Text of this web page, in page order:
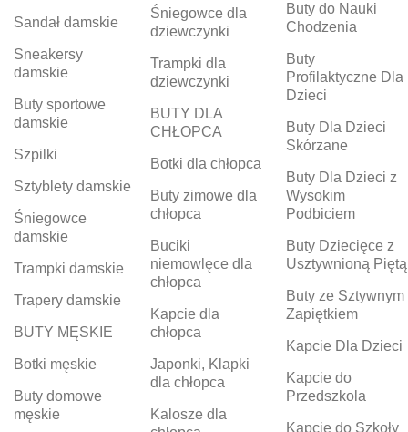
Sandał damskie
Sneakersy
damskie
Buty sportowe
damskie
Szpilki
Sztyblety damskie
Śniegowce
damskie
Trampki damskie
Trapery damskie
BUTY MĘSKIE
Botki męskie
Buty domowe
męskie
Śniegowce dla
dziewczynki
Trampki dla
dziewczynki
BUTY DLA
CHŁOPCA
Botki dla chłopca
Buty zimowe dla
chłopca
Buciki
niemowlęce dla
chłopca
Kapcie dla
chłopca
Japonki, Klapki
dla chłopca
Kalosze dla
Buty do Nauki
Chodzenia
Buty
Profilaktyczne Dla
Dzieci
Buty Dla Dzieci
Skórzane
Buty Dla Dzieci z
Wysokim
Podbiciem
Buty Dziecięce z
Usztywnioną Piętą
Buty ze Sztywnym
Zapiętkiem
Kapcie Dla Dzieci
Kapcie do
Przedszkola
Kapcie do Szkoły